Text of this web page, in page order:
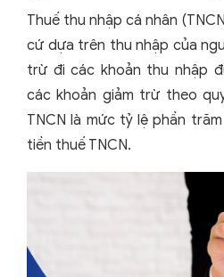
Thuế thu nhập cá nhân
cứ dựa trên thu nhập của
trừ đi các khoản thu nhập
các khoản giảm trừ theo
TNCN là mức tỷ lệ phần
tiền thuế TNCN.